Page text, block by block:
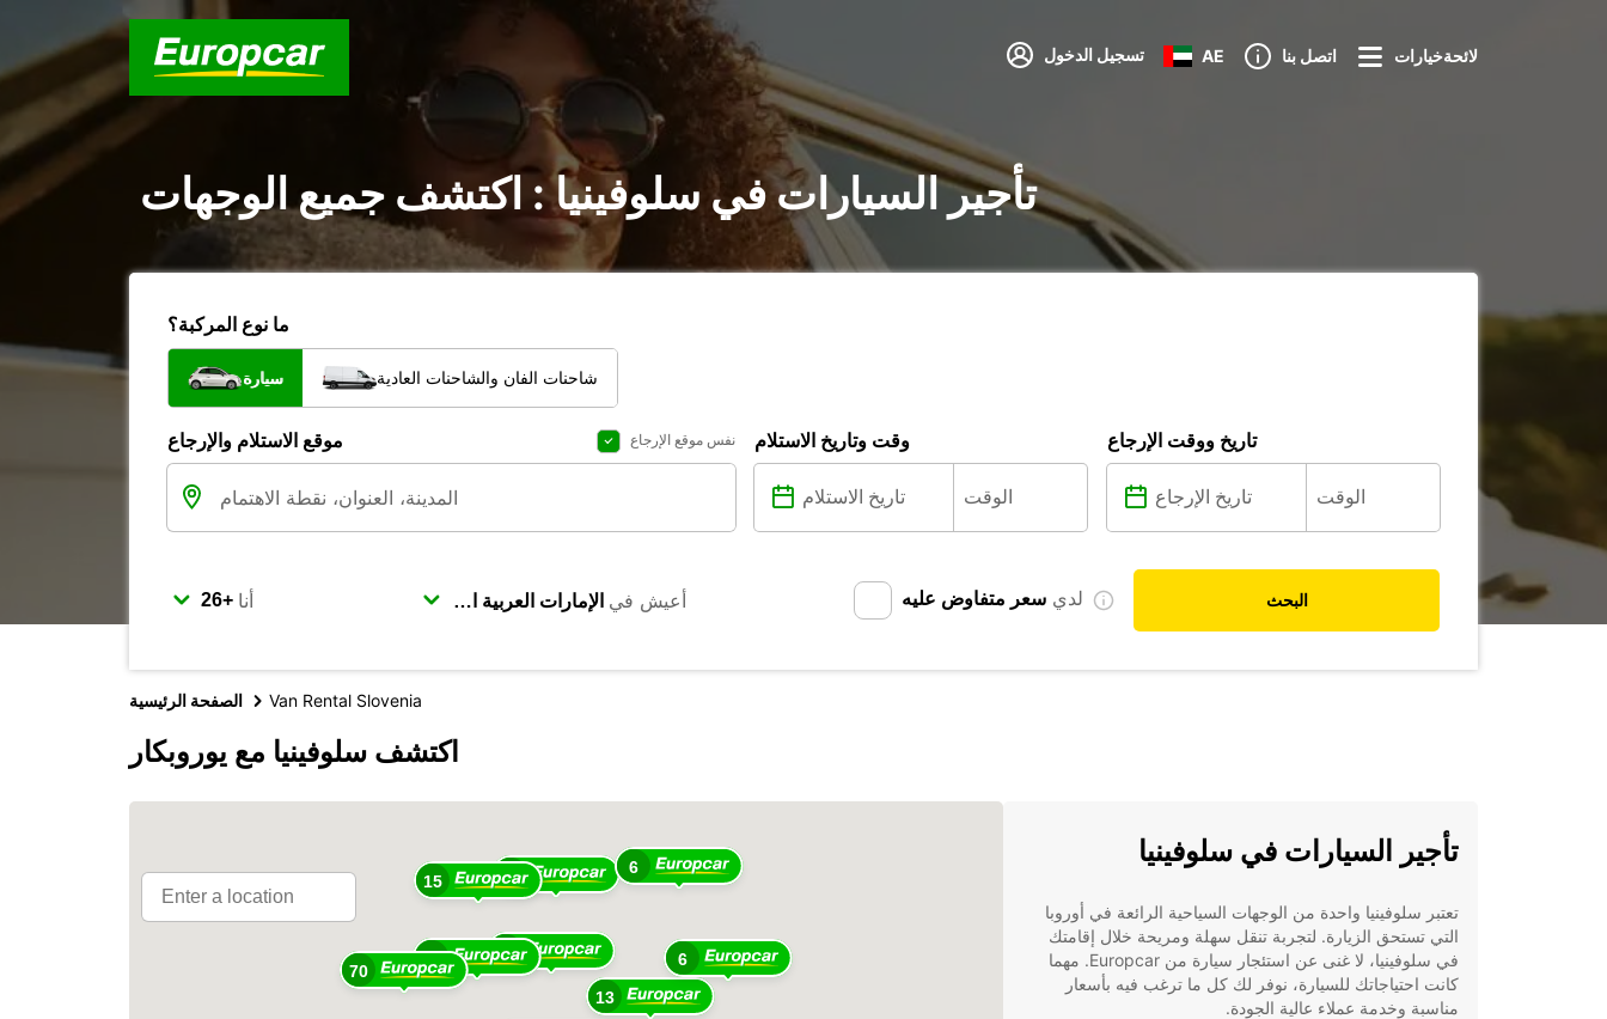
تسجيل الدخول AE اتصل بنا لائحةخيارات
تأجير السيارات في سلوفينيا : اكتشف جميع الوجهات
ما نوع المركبة؟
سيارة شاحنات الفان والشاحنات العادية
موقع الاستلام والإرجاع نفس موقع الإرجاع وقت وتاريخ الاستلام تاريخ ووقت الإرجاع
أنا أعيش في لدي سعر متفاوض عليه البحث
الصفحة الرئيسية Van Rental Slovenia
اكتشف سلوفينيا مع يوروبكار
10
13
49
10
70
15
6
6 تأجير السيارات في سلوفينيا
تعتبر سلوفينيا واحدة من الوجهات السياحية الرائعة في أوروبا
التي تستحق الزيارة. لتجربة تنقل سهلة ومريحة خلال إقامتك
في سلوفينيا، لا غنى عن استئجار سيارة من Europcar. مهما
كانت احتياجاتك للسيارة، نوفر لك كل ما ترغب فيه بأسعار
مناسبة وخدمة عملاء عالية الجودة.